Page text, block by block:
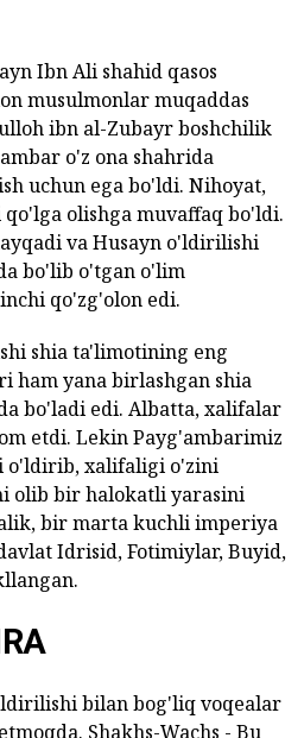
Ibn Ali shahid qasos
musulmonlar muqaddas
ibn al-Zubayr boshchilik
o'z ona shahrida
uchun ega bo'ldi. Nihoyat,
olishga muvaffaq bo'ldi.
va Husayn o'ldirilishi
bo'lib o'tgan o'lim
qo'zg'olon edi.
shia ta'limotining eng
ham yana birlashgan shia
bo'ladi edi. Albatta, xalifalar
etdi. Lekin Payg'ambarimiz
o'ldirib, xalifaligi o'zini
olib bir halokatli yarasini
bir marta kuchli imperiya
Idrisid, Fotimiylar, Buyid,
bilan bog'liq voqealar
Shakhs-Wachs - Bu